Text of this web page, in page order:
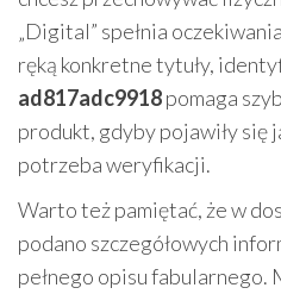
„Digital” spełnia
ręką konkretne tytuły,
ad817adc9918pomaga
produkt, gdyby pojawiły się
potrzeba weryfikacji.
Warto też pamiętać, że w
podano szczegółowych
pełnego opisu fabularnego.